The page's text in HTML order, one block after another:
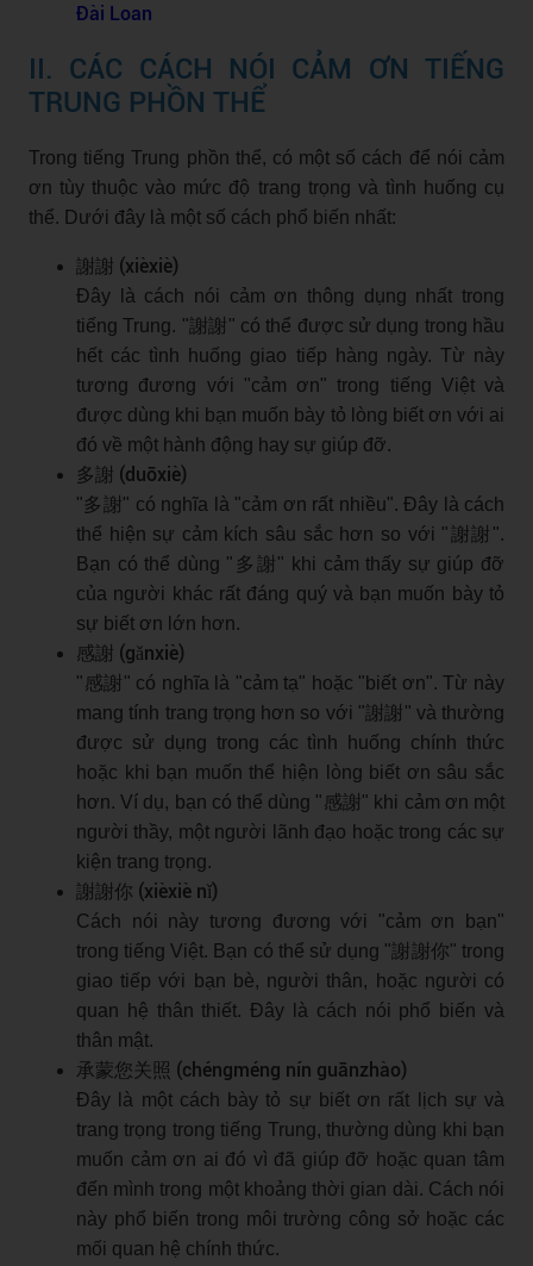
Đài Loan
II. CÁC CÁCH NÓI CẢM ƠN TIẾNG
TRUNG PHỒN THỂ
Trong tiếng Trung phồn thể, có một số cách để nói cảm
ơn tùy thuộc vào mức độ trang trọng và tình huống cụ
thể. Dưới đây là một số cách phổ biến nhất:
謝謝 (xièxiè)
Đây là cách nói cảm ơn thông dụng nhất trong
tiếng Trung. "謝謝" có thể được sử dụng trong hầu
hết các tình huống giao tiếp hàng ngày. Từ này
tương đương với "cảm ơn" trong tiếng Việt và
được dùng khi bạn muốn bày tỏ lòng biết ơn với ai
đó về một hành động hay sự giúp đỡ.
多謝 (duōxiè)
"多謝" có nghĩa là "cảm ơn rất nhiều". Đây là cách
thể hiện sự cảm kích sâu sắc hơn so với "謝謝".
Bạn có thể dùng "多謝" khi cảm thấy sự giúp đỡ
của người khác rất đáng quý và bạn muốn bày tỏ
sự biết ơn lớn hơn.
感謝 (gǎnxiè)
"感謝" có nghĩa là "cảm tạ" hoặc "biết ơn". Từ này
mang tính trang trọng hơn so với "謝謝" và thường
được sử dụng trong các tình huống chính thức
hoặc khi bạn muốn thể hiện lòng biết ơn sâu sắc
hơn. Ví dụ, bạn có thể dùng "感謝" khi cảm ơn một
người thầy, một người lãnh đạo hoặc trong các sự
kiện trang trọng.
謝謝你 (xièxiè nǐ)
Cách nói này tương đương với "cảm ơn bạn"
trong tiếng Việt. Bạn có thể sử dụng "謝謝你" trong
giao tiếp với bạn bè, người thân, hoặc người có
quan hệ thân thiết. Đây là cách nói phổ biến và
thân mật.
承蒙您关照 (chéngméng nín guānzhào)
Đây là một cách bày tỏ sự biết ơn rất lịch sự và
trang trọng trong tiếng Trung, thường dùng khi bạn
muốn cảm ơn ai đó vì đã giúp đỡ hoặc quan tâm
đến mình trong một khoảng thời gian dài. Cách nói
này phổ biến trong môi trường công sở hoặc các
mối quan hệ chính thức.